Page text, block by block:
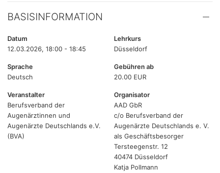
BASISINFORMATION
Datum
12.03.2026, 18:00 - 18:45
Lehrkurs
Düsseldorf
Sprache
Deutsch
Gebühren ab
20.00 EUR
Veranstalter
Berufsverband der
Augenärztinnen und
Augenärzte Deutschlands e.V.
(BVA)
Organisator
AAD GbR
c/o Berufsverband der
Augenärzte Deutschlands e. V.
als Geschäftsbesorger
Tersteegenstr. 12
40474 Düsseldorf
Katja Pollmann